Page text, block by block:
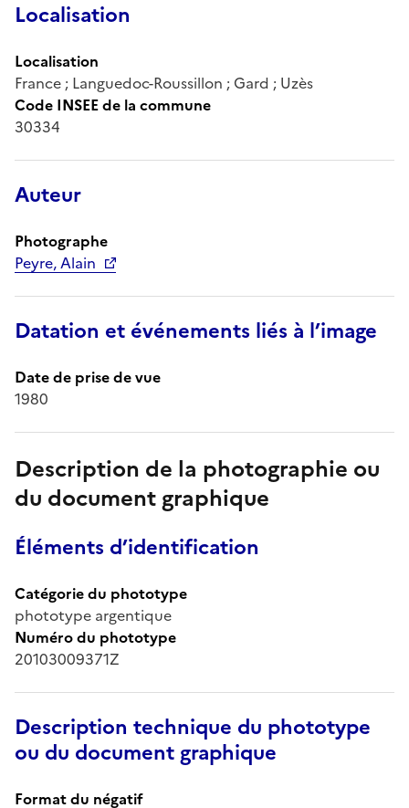
Localisation
Localisation
France ; Languedoc-Roussillon ; Gard ; Uzès
Code INSEE de la commune
30334
Auteur
Photographe
Peyre, Alain
Datation et événements liés à l’image
Date de prise de vue
1980
Description de la photographie ou
du document graphique
Éléments d’identification
Catégorie du phototype
phototype argentique
Numéro du phototype
20103009371Z
Description technique du phototype
ou du document graphique
Format du négatif